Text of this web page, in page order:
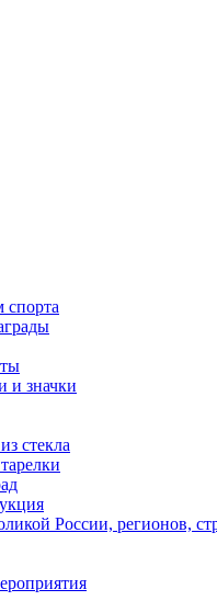
спорта
и значки
стекла
России, регионов,